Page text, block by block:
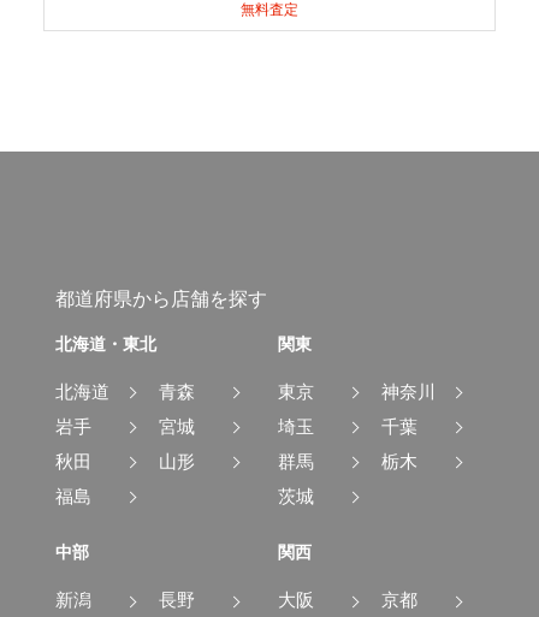
無料査定
都道府県から店舗を探す
北海道・東北
北海道
青森
岩手
宮城
秋田
山形
福島
関東
東京
神奈川
埼玉
千葉
群馬
栃木
茨城
中部
新潟
長野
関西
大阪
京都